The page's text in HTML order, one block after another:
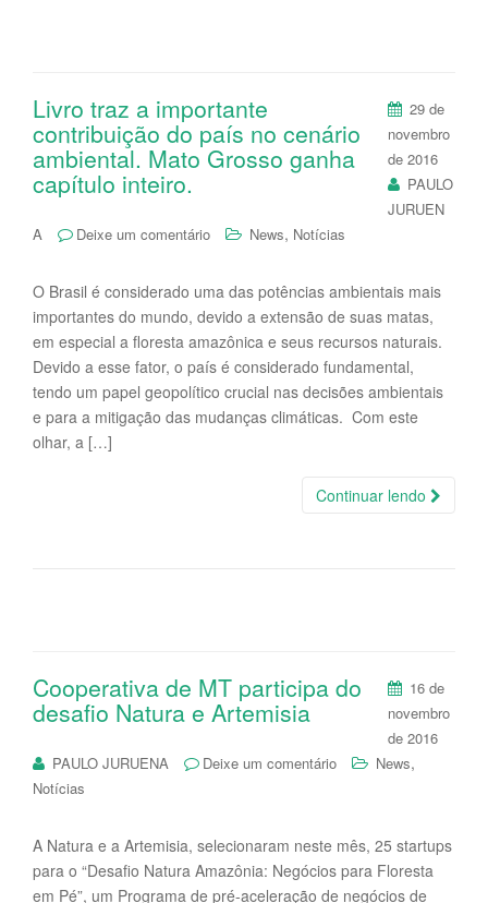
Livro traz a importante
contribuição do país no cenário
ambiental. Mato Grosso ganha
capítulo inteiro.
29 de
novembro
de 2016
PAULO
JURUEN
A
Deixe um comentário News, Notícias
O Brasil é considerado uma das potências ambientais mais
importantes do mundo, devido a extensão de suas matas,
em especial a floresta amazônica e seus recursos naturais.
Devido a esse fator, o país é considerado fundamental,
tendo um papel geopolítico crucial nas decisões ambientais
e para a mitigação das mudanças climáticas. Com este
olhar, a […]
Continuar lendo
Cooperativa de MT participa do
desafio Natura e Artemisia
16 de
novembro
de 2016
PAULO JURUENA
Deixe um comentário News,
Notícias
A Natura e a Artemisia, selecionaram neste mês, 25 startups
para o “Desafio Natura Amazônia: Negócios para Floresta
em Pé”, um Programa de pré-aceleração de negócios de